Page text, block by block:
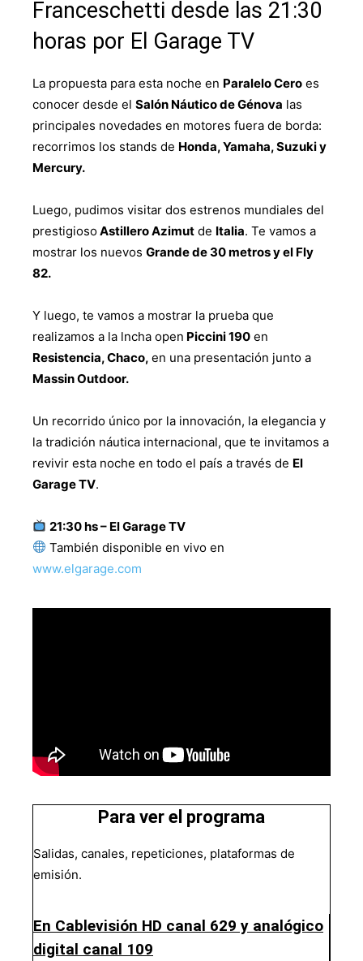
Franceschetti desde las 21:30
horas por El Garage TV
La propuesta para esta noche en Paralelo Cero es
conocer desde el Salón Náutico de Génova las
principales novedades en motores fuera de borda:
recorrimos los stands de Honda, Yamaha, Suzuki y
Mercury.
Luego, pudimos visitar dos estrenos mundiales del
prestigiosoAstillero Azimut de Italia. Te vamos a
mostrar los nuevos Grande de 30 metros y el Fly
82.
Y luego, te vamos a mostrar la prueba que
realizamos a la lncha open Piccini 190 en
Resistencia, Chaco, en una presentación junto a
Massin Outdoor.
Un recorrido único por la innovación, la elegancia y
la tradición náutica internacional, que te invitamos a
revivir esta noche en todo el país a través de El
Garage TV.
21:30 hs – El Garage TV
También disponible en vivo en
www.elgarage.com
Para ver el programa
Salidas, canales, repeticiones, plataformas de
emisión.
En Cablevisión HD canal 629 y analógico
digital canal 109